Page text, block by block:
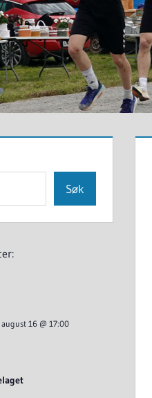
Søk
august 16 @ 17:00